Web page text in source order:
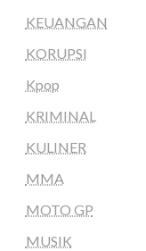
KEUANGAN
KORUPSI
Kpop
KRIMINAL
KULINER
MMA
MOTO GP
MUSIK